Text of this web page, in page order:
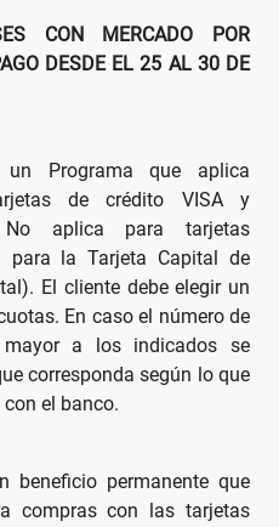
CON MERCADO POR
DESDE EL 25 AL 30 DE
Programa que aplica
de crédito VISA y
No aplica para tarjetas
para la Tarjeta Capital de
El cliente debe elegir un
En caso el número de
mayor a los indicados se
corresponda según lo que
el banco.
beneficio permanente que
compras con las tarjetas